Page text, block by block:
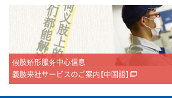
假肢矫形服务中心信息
義肢来社サービスのご案内【中国語】